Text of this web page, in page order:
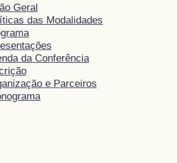
Geral
das Modalidades
da Conferência
e Parceiros